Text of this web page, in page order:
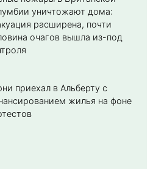
уничтожают дома:
расширена, почти
очагов вышла из-под
приехал в Альберту с
жилья на фоне